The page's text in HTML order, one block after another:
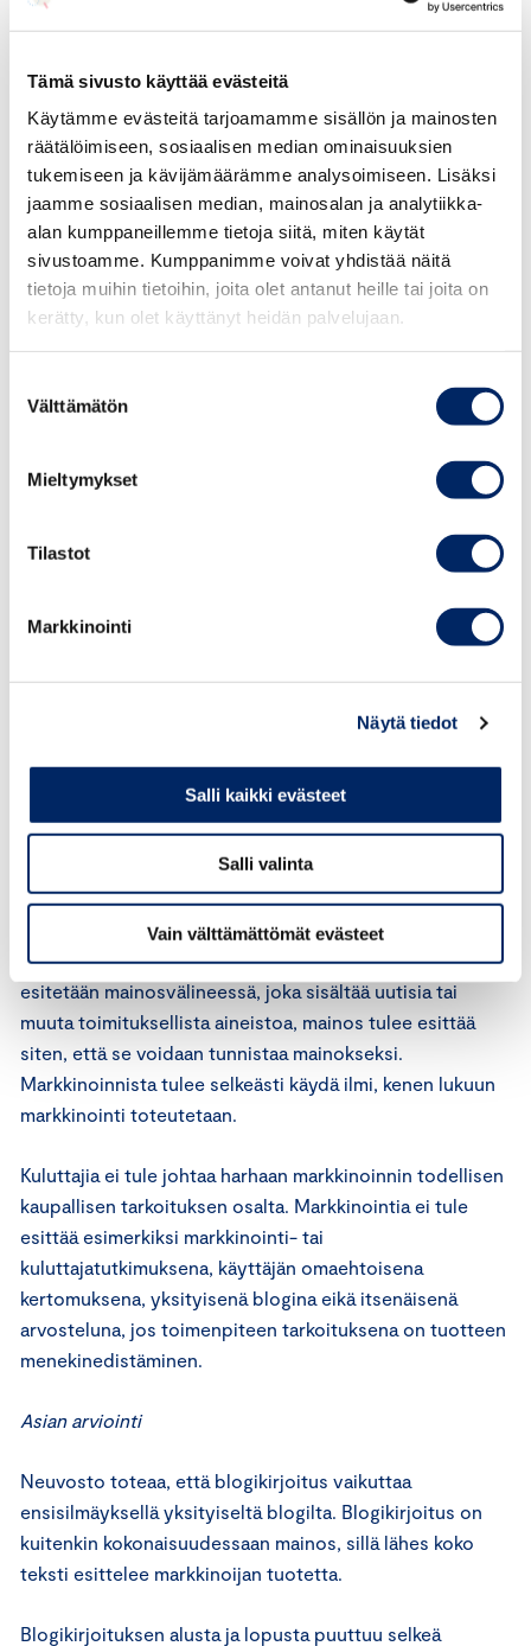
Tämä sivusto käyttää evästeitä
Käytämme evästeitä tarjoamamme sisällön ja mainosten
räätälöimiseen, sosiaalisen median ominaisuuksien
tukemiseen ja kävijämäärämme analysoimiseen. Lisäksi
jaamme sosiaalisen median, mainosalan ja analytiikka-
alan kumppaneillemme tietoja siitä, miten käytät
sivustoamme. Kumppanimme voivat yhdistää näitä
tietoja muihin tietoihin, joita olet antanut heille tai joita on
kerätty, kun olet käyttänyt heidän palvelujaan.
valinta
Välttämätön
Mieltymykset
Tilastot
Markkinointi
Näytä tiedot
Salli kaikki evästeet
Salli valinta
Vain välttämättömät evästeet
Affiliateverkoston vastaus
Julkaisija toimii verkostossamme julkaisijana ja on
siitä, että kyseessä on mainos. Pitkän blogitekstin
päätteeksi kirjoittaja mainitsee postauksen sisältävän
mainoslinkkejä. Luottokorttia käsittelevä postaus ei
paljastu mainokseksi kuin lopussa.
Olemme pyytäneet julkaisijaa korjaamaan asian eli
selventämään heti blogitekstin alussa, että kyseessä on
teksti, joka sisältää mainoslinkkejä ja hän on asian
Mainonnan eettisen neuvoston sääntöjen 6.5 kohdan
mukaan asioissa, jotka ovat ilmeisen selkeitä ja joissa on
vakiintunut ratkaisukäytäntö, puheenjohtaja voi sihteerin
Neuvostolla on nyt kysymyksessä olevan kaltaisissa
markkinoinnin tunnistettavuutta koskevissa asioissa
vakiintunut ratkaisukäytäntö, minkä vuoksi
Sovellettavat säännöt
Kansainvälisen kauppakamarin (ICC) markkinoinnin
perussääntöjen 9 artiklan mukaan markkinoinnin tulee
olla esitystavasta ja markkinointivälineestä riippumatta
selvästi tunnistettavissa markkinoinniksi. Jos mainos
esitetään mainosvälineessä, joka sisältää uutisia tai
muuta toimituksellista aineistoa, mainos tulee esittää
siten, että se voidaan tunnistaa mainokseksi.
Markkinoinnista tulee selkeästi käydä ilmi, kenen lukuun
markkinointi toteutetaan.
Kuluttajia ei tule johtaa harhaan markkinoinnin todellisen
kaupallisen tarkoituksen osalta. Markkinointia ei tule
esittää esimerkiksi markkinointi- tai
kuluttajatutkimuksena, käyttäjän omaehtoisena
kertomuksena, yksityisenä blogina eikä itsenäisenä
arvosteluna, jos toimenpiteen tarkoituksena on tuotteen
menekinedistäminen.
Asian arviointi
Neuvosto toteaa, että blogikirjoitus vaikuttaa
ensisilmäyksellä yksityiseltä blogilta. Blogikirjoitus on
kuitenkin kokonaisuudessaan mainos, sillä lähes koko
teksti esittelee markkinoijan tuotetta.
Blogikirjoituksen alusta ja lopusta puuttuu selkeä